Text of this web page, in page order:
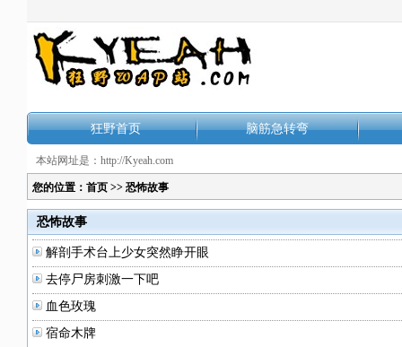
狂野首页 脑筋急转弯
本站网址是：http://Kyeah.com
您的位置： 首页 >> 恐怖故事
恐怖故事
解剖手术台上少女突然睁开眼
去停尸房刺激一下吧
血色玫瑰
宿命木牌